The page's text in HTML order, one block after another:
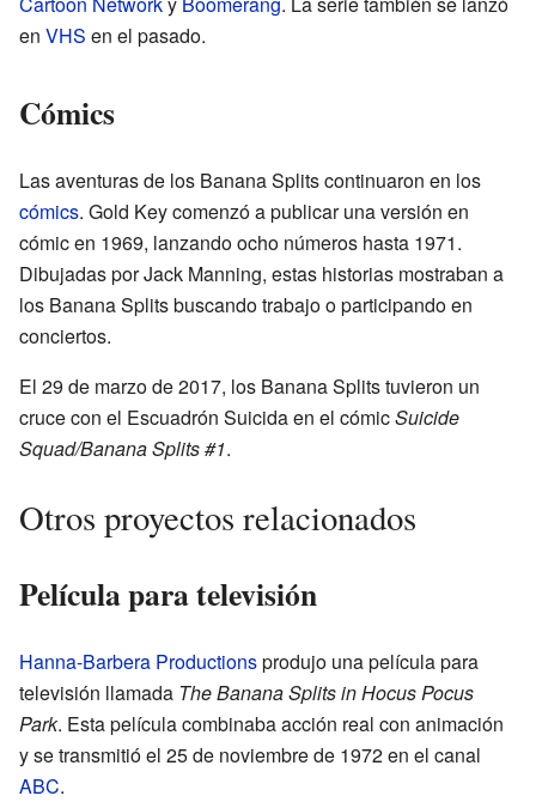
en VHS en el pasado.
Cómics
Las aventuras de los Banana Splits continuaron en los
cómics. Gold Key comenzó a publicar una versión en
cómic en 1969, lanzando ocho números hasta 1971.
Dibujadas por Jack Manning, estas historias mostraban a
los Banana Splits buscando trabajo o participando en
conciertos.
El 29 de marzo de 2017, los Banana Splits tuvieron un
cruce con el Escuadrón Suicida en el cómicSuicide
Squad/Banana Splits #1.
Otros proyectos relacionados
Película para televisión
Hanna-Barbera Productionsprodujo una película para
televisión llamada The Banana Splits in Hocus Pocus
Park. Esta película combinaba acción real con animación
y se transmitió el 25 de noviembre de 1972 en el canal
ABC.